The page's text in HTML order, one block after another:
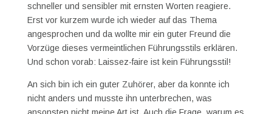
schneller und sensibler mit ernsten Worten reagiere.
Erst vor kurzem wurde ich wieder auf das Thema
angesprochen und da wollte mir ein guter Freund die
Vorzüge dieses vermeintlichen Führungsstils erklären.
Und schon vorab: Laissez-faire ist kein Führungsstil!
An sich bin ich ein guter Zuhörer, aber da konnte ich
nicht anders und musste ihn unterbrechen, was
ansonsten nicht meine Art ist. Auch die Frage, warum es